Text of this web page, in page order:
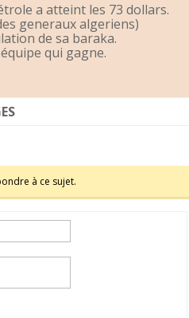
a atteint les 73 dollars.
generaux algeriens)
de sa baraka.
qui gagne.
à ce sujet.